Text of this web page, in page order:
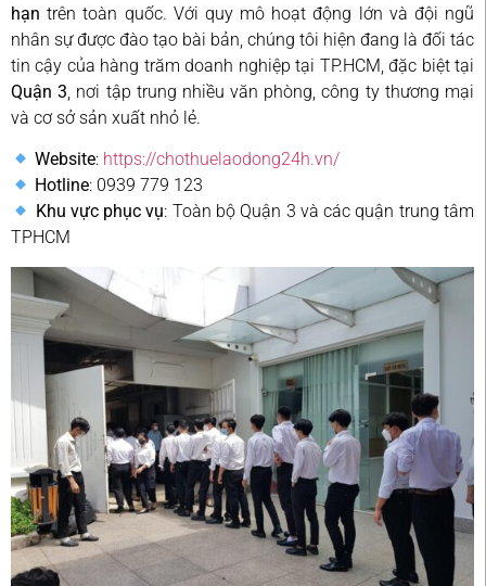
hạn trên toàn quốc. Với quy mô hoạt động lớn và đội ngũ
nhân sự được đào tạo bài bản, chúng tôi hiện đang là đối tác
tin cậy của hàng trăm doanh nghiệp tại TP.HCM, đặc biệt tại
Quận 3, nơi tập trung nhiều văn phòng, công ty thương mại
và cơ sở sản xuất nhỏ lẻ.
Website: https://chothuelaodong24h.vn/
Hotline: 0939 779 123
Khu vực phục vụ: Toàn bộ Quận 3 và các quận trung tâm
TPHCM